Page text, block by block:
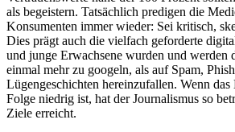
als begeistern. Tatsächlich predigen die
Konsumenten immer wieder: Sei kritisch,
Dies prägt auch die vielfach geforderte
und junge Erwachsene wurden und werden
einmal mehr zu googeln, als auf Spam,
Lügengeschichten hereinzufallen. Wenn
Folge niedrig ist, hat der Journalismus so
Ziele erreicht.